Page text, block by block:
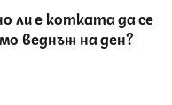
ли е котката да се
веднъж на ден?